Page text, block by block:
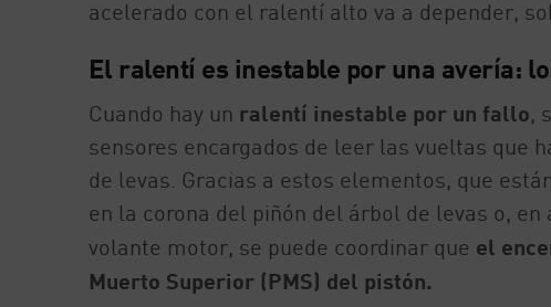
acelerado con el ralentí alto va a depender,
El ralentí es inestable por una avería:
Cuando hay un ralentí inestable por un fallo,
sensores encargados de leer las vueltas que
de levas. Gracias a estos elementos, que
en la corona del piñón del árbol de levas o,
volante motor, se puede coordinar que el
Muerto Superior (PMS) del pistón.